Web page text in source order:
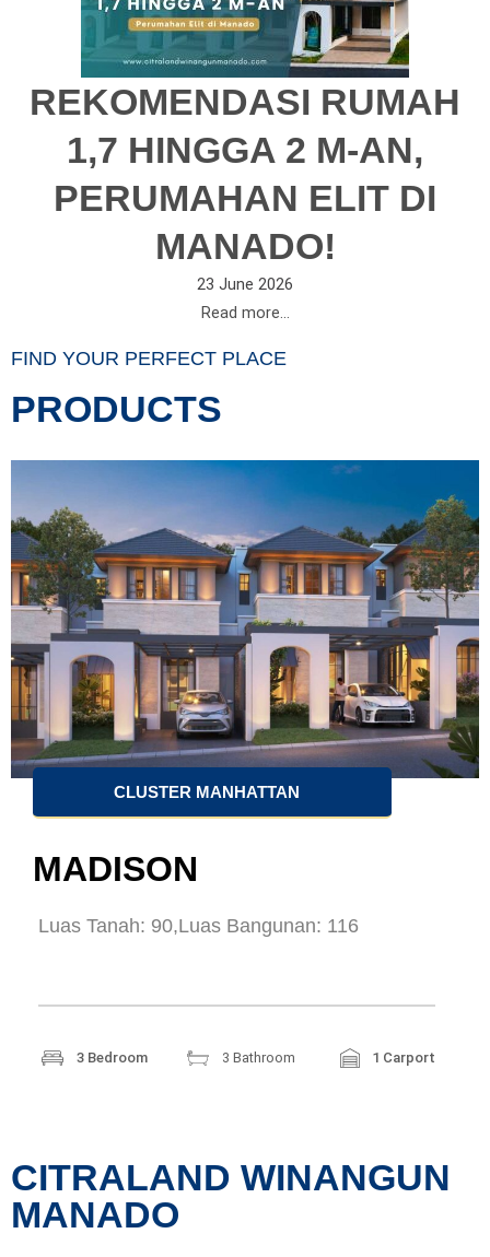
REKOMENDASI RUMAH
1,7 HINGGA 2 M-AN,
PERUMAHAN ELIT DI
MANADO!
23 June 2026
Read more...
FIND YOUR PERFECT PLACE
PRODUCTS
CLUSTER MANHATTAN
MADISON
Luas Tanah: 90,Luas Bangunan: 116
3 Bedroom 3 Bathroom 1 Carport
CITRALAND WINANGUN
MANADO